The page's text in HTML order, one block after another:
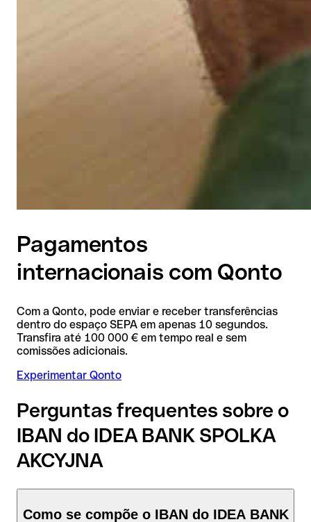
Pagamentos
internacionais com Qonto
Com a Qonto, pode enviar e receber transferências
dentro do espaço SEPA em apenas 10 segundos.
Transfira até 100 000 € em tempo real e sem
comissões adicionais.
Experimentar Qonto
Perguntas frequentes sobre o
IBAN do IDEA BANK SPOLKA
AKCYJNA
Como se compõe o IBAN do IDEA BANK